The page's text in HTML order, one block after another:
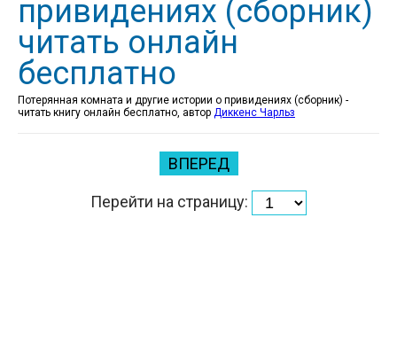
привидениях (сборник)
читать онлайн
бесплатно
Потерянная комната и другие истории о привидениях (сборник) -
читать книгу онлайн бесплатно, автор Диккенс Чарльз
ВПЕРЕД
Перейти на страницу: